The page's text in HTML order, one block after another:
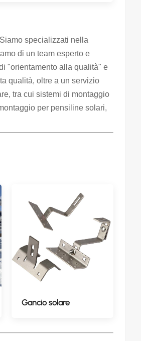
specializzati nella
di un team esperto e
"orientamento alla qualità" e
qualità, oltre a un servizio
tra cui sistemi di montaggio
per pensiline solari,
Gancio solare